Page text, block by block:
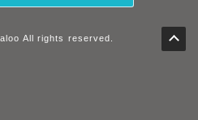
All rights reserved.